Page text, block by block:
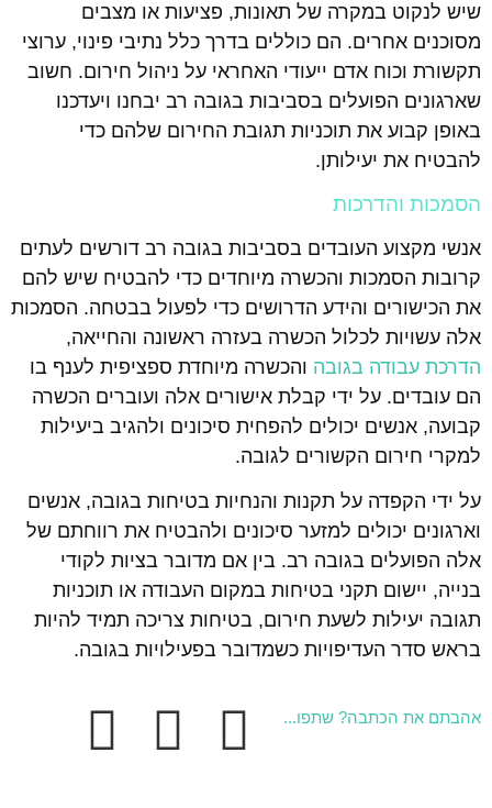
שיש לנקוט במקרה של תאונות, פציעות או מצבים
מסוכנים אחרים. הם כוללים בדרך כלל נתיבי פינוי, ערוצי
תקשורת וכוח אדם ייעודי האחראי על ניהול חירום. חשוב
שארגונים הפועלים בסביבות בגובה רב יבחנו ויעדכנו
באופן קבוע את תוכניות תגובת החירום שלהם כדי
להבטיח את יעילותן.
הסמכות והדרכות
אנשי מקצוע העובדים בסביבות בגובה רב דורשים לעתים
קרובות הסמכות והכשרה מיוחדים כדי להבטיח שיש להם
את הכישורים והידע הדרושים כדי לפעול בבטחה. הסמכות
אלה עשויות לכלול הכשרה בעזרה ראשונה והחייאה,
הדרכת עבודה בגובהוהכשרה מיוחדת ספציפית לענף בו
הם עובדים. על ידי קבלת אישורים אלה ועוברים הכשרה
קבועה, אנשים יכולים להפחית סיכונים ולהגיב ביעילות
למקרי חירום הקשורים לגובה.
על ידי הקפדה על תקנות והנחיות בטיחות בגובה, אנשים
וארגונים יכולים למזער סיכונים ולהבטיח את רווחתם של
אלה הפועלים בגובה רב. בין אם מדובר בציות לקודי
בנייה, יישום תקני בטיחות במקום העבודה או תוכניות
תגובה יעילות לשעת חירום, בטיחות צריכה תמיד להיות
בראש סדר העדיפויות כשמדובר בפעילויות בגובה.
אהבתם את הכתבה? שתפו...